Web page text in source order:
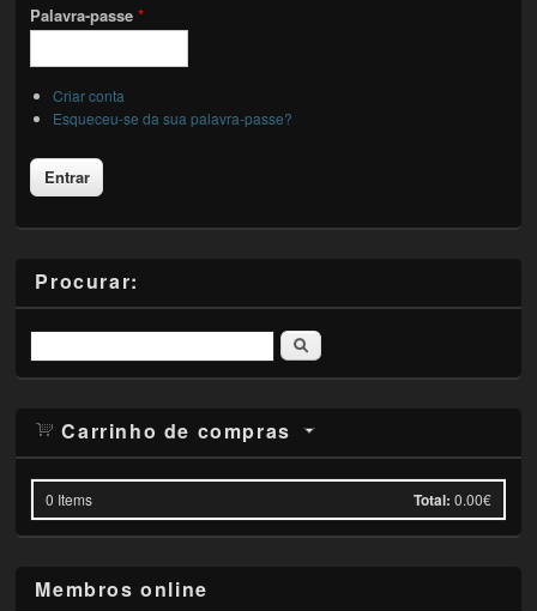
Palavra-passe*
Criar conta
Esqueceu-se da sua palavra-passe?
Procurar:
Pesquisar
Carrinho de compras
0 Items Total: 0.00€
Membros online